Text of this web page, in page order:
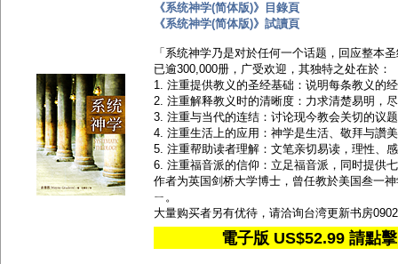
《系统神学(简体版)》目錄頁
《系统神学(简体版)》試讀頁
「系统神学乃是对於任何一个话题，回应整本
已逾300,000册，广受欢迎，其独特之处在於：
1. 注重提供教义的圣经基础：说明每条教义的
2. 注重解释教义时的清晰度：力求清楚易明，
3. 注重与当代的连结：讨论现今教会关切的议
4. 注重生活上的应用：神学是生活、敬拜与讚
5. 注重帮助读者理解：文笔亲切易读，理性、
6. 注重福音派的信仰：立足福音派，同时提供
作者为英国剑桥大学博士，曾任教於美国叁一
ㄧ。
大量购买者另有优待，请洽询台湾更新书房
電子版 US$52.99 請點